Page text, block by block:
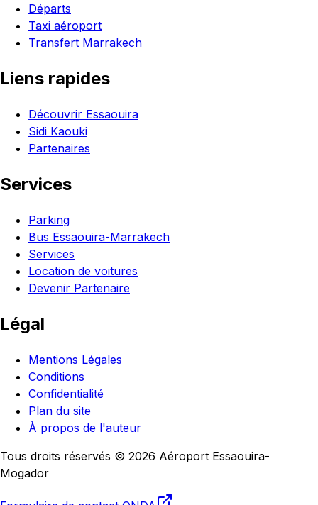
Départs
Taxi aéroport
Transfert Marrakech
Liens rapides
Découvrir Essaouira
Sidi Kaouki
Partenaires
Services
Parking
Bus Essaouira-Marrakech
Services
Location de voitures
Devenir Partenaire
Légal
Mentions Légales
Conditions
Confidentialité
Plan du site
À propos de l'auteur
Tous droits réservés © 2026 Aéroport Essaouira-
Mogador